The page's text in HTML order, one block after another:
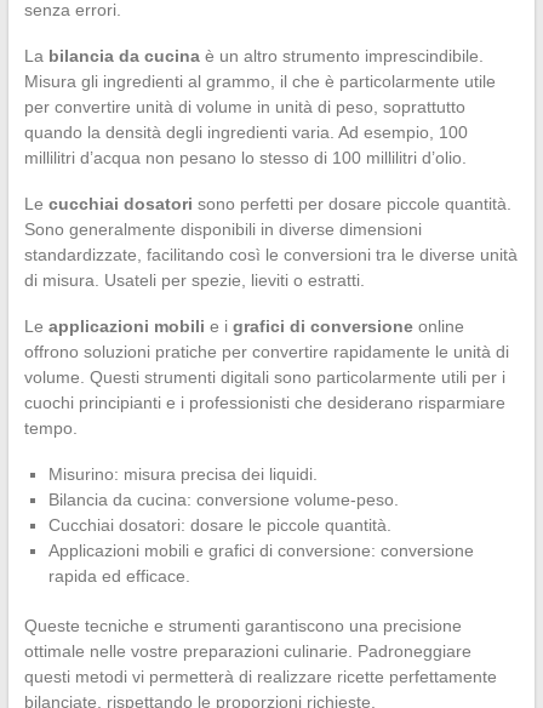
senza errori.
La bilancia da cucinaè un altro strumento imprescindibile.
Misura gli ingredienti al grammo, il che è particolarmente utile
per convertire unità di volume in unità di peso, soprattutto
quando la densità degli ingredienti varia. Ad esempio, 100
millilitri d’acqua non pesano lo stesso di 100 millilitri d’olio.
Le cucchiai dosatori sono perfetti per dosare piccole quantità.
Sono generalmente disponibili in diverse dimensioni
standardizzate, facilitando così le conversioni tra le diverse unità
di misura. Usateli per spezie, lieviti o estratti.
Le applicazioni mobili e i grafici di conversioneonline
offrono soluzioni pratiche per convertire rapidamente le unità di
volume. Questi strumenti digitali sono particolarmente utili per i
cuochi principianti e i professionisti che desiderano risparmiare
tempo.
Misurino: misura precisa dei liquidi.
Bilancia da cucina: conversione volume-peso.
Cucchiai dosatori: dosare le piccole quantità.
Applicazioni mobili e grafici di conversione: conversione
rapida ed efficace.
Queste tecniche e strumenti garantiscono una precisione
ottimale nelle vostre preparazioni culinarie. Padroneggiare
questi metodi vi permetterà di realizzare ricette perfettamente
bilanciate, rispettando le proporzioni richieste.